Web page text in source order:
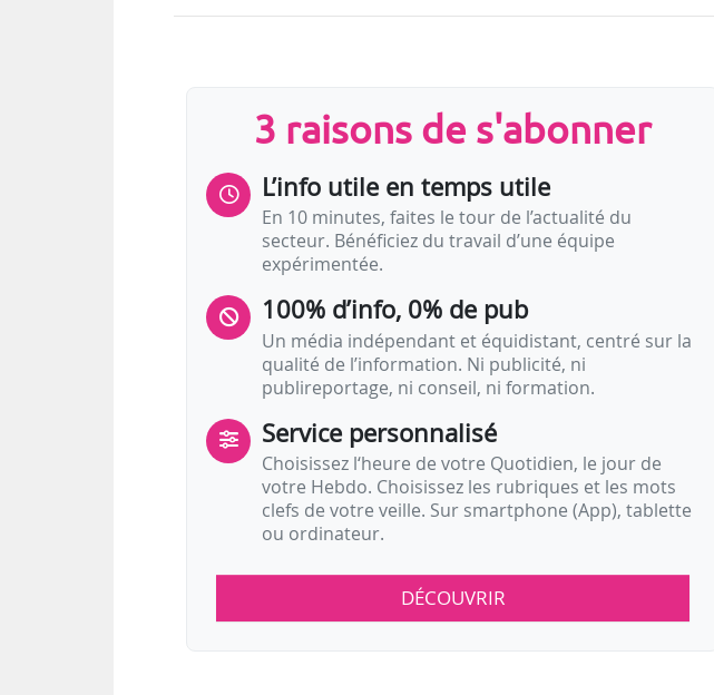
déroulant notamment à l’occasion des Journées
monuments du réseau du CMN, parmi lesquels le
château d’Angers…
3 raisons de s'abonner
L’info utile en temps utile
En 10 minutes, faites le tour de l’actualité du
secteur. Bénéficiez du travail d’une équipe
expérimentée.
100% d’info, 0% de pub
Un média indépendant et équidistant, centré sur la
qualité de l’information. Ni publicité, ni
publireportage, ni conseil, ni formation.
Service personnalisé
Choisissez l‘heure de votre Quotidien, le jour de
votre Hebdo. Choisissez les rubriques et les mots
clefs de votre veille. Sur smartphone (App), tablette
ou ordinateur.
DÉCOUVRIR